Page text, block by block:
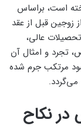
است، براساس
از زوجین قبل از عقد
عالی،
تجرد و امثال آن
مرتکب جرم شده
نکاح